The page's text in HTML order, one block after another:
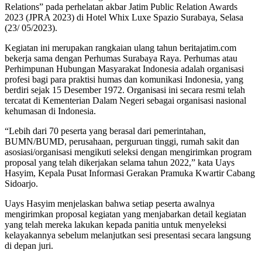
Relations” pada perhelatan akbar Jatim Public Relation Awards
2023 (JPRA 2023) di Hotel Whix Luxe Spazio Surabaya, Selasa
(23/ 05/2023).
Kegiatan ini merupakan rangkaian ulang tahun beritajatim.com
bekerja sama dengan Perhumas Surabaya Raya. Perhumas atau
Perhimpunan Hubungan Masyarakat Indonesia adalah organisasi
profesi bagi para praktisi humas dan komunikasi Indonesia, yang
berdiri sejak 15 Desember 1972. Organisasi ini secara resmi telah
tercatat di Kementerian Dalam Negeri sebagai organisasi nasional
kehumasan di Indonesia.
“Lebih dari 70 peserta yang berasal dari pemerintahan,
BUMN/BUMD, perusahaan, perguruan tinggi, rumah sakit dan
asosiasi/organisasi mengikuti seleksi dengan mengirimkan program
proposal yang telah dikerjakan selama tahun 2022,” kata Uays
Hasyim, Kepala Pusat Informasi Gerakan Pramuka Kwartir Cabang
Sidoarjo.
Uays Hasyim menjelaskan bahwa setiap peserta awalnya
mengirimkan proposal kegiatan yang menjabarkan detail kegiatan
yang telah mereka lakukan kepada panitia untuk menyeleksi
kelayakannya sebelum melanjutkan sesi presentasi secara langsung
di depan juri.